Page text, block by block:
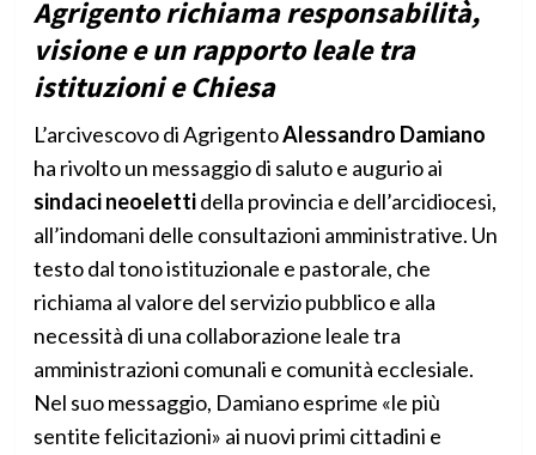
Agrigento richiama responsabilità,
visione e un rapporto leale tra
istituzioni e Chiesa
L’arcivescovo di AgrigentoAlessandro Damiano
ha rivolto un messaggio di saluto e augurio ai
sindaci neoelettidella provincia e dell’arcidiocesi,
all’indomani delle consultazioni amministrative. Un
testo dal tono istituzionale e pastorale, che
richiama al valore del servizio pubblico e alla
necessità di una collaborazione leale tra
amministrazioni comunali e comunità ecclesiale.
Nel suo messaggio, Damiano esprime «le più
sentite felicitazioni» ai nuovi primi cittadini e